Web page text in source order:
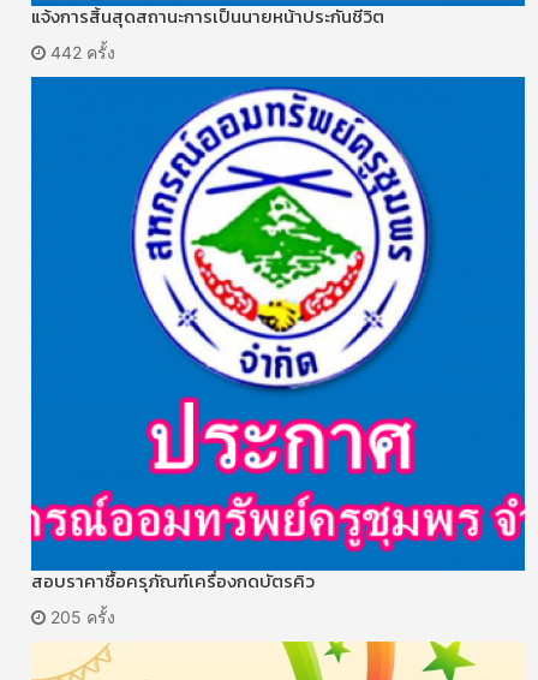
แจ้งการสิ้นสุดสถานะการเป็นนายหน้าประกันชีวิต
442 ครั้ง
สอบราคาซื้อครุภัณฑ์เครื่องกดบัตรคิว
205 ครั้ง